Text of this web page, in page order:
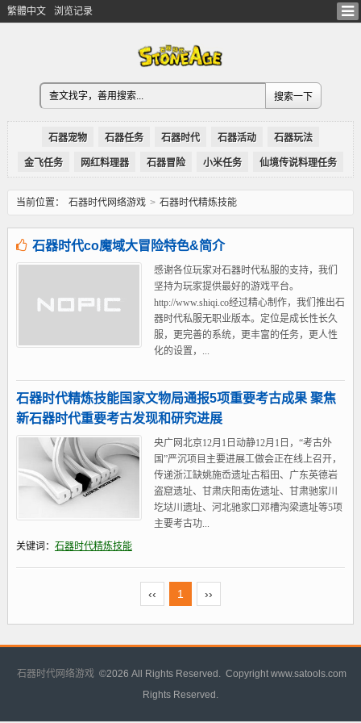
繁體中文 浏览记录
石器宠物 石器任务 石器时代 石器活动 石器玩法
金飞任务 网红料理器 石器冒险 小米任务 仙境传说料理任务
当前位置： 石器时代网络游戏 > 石器时代精炼技能
石器时代co魔域大冒险特色&简介
感谢各位玩家对石器时代私服的支持，我们
坚持为玩家提供最好的游戏平台。
http://www.shiqi.co经过精心制作，我们推出石
器时代私服无职业版本。定位是成长性长久
服，更完善的系统，更丰富的任务，更人性
化的设置，...
石器时代精炼技能国家文物局通报5项重要考古成果 聚焦
新石器时代重要考古发现和研究进展
央广网北京12月1日动静12月1日，“考古外
国”严沉项目主要进展工做会正在线上召开，
传递浙江缺姚施岙遗址古稻田、广东英德岩
盗窟遗址、甘肃庆阳南佐遗址、甘肃驰家川
圪垯川遗址、河北驰家口邓槽沟梁遗址等5项
主要考古功...
关键词： 石器时代精炼技能
‹‹ 1 ››
石器时代网络游戏 ©2026 All Rights Reserved. Copyright www.satools.com
Rights Reserved.